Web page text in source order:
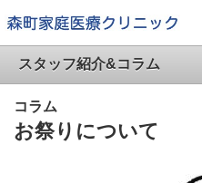
スタッフ紹介&コラム
コラム
お祭りについて